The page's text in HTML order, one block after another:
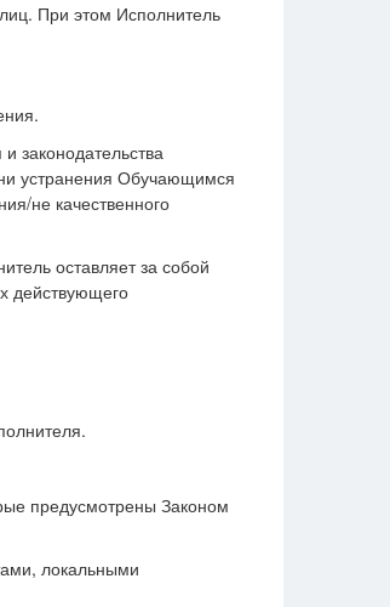
При этом Исполнитель
законодательства
устранения Обучающимся
не качественного
оставляет за собой
действующего
предусмотрены Законом
локальными